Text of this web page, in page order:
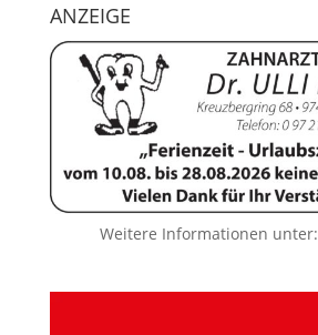
ANZEIGE
Weitere Informationen unter: